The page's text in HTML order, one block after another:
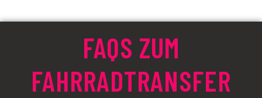
FAQS ZUM
FAHRRADTRANSFER